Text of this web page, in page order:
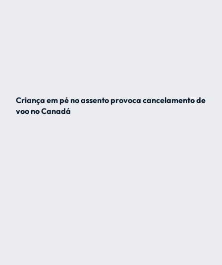
Criança em pé no assento provoca cancelamento de
voo no Canadá